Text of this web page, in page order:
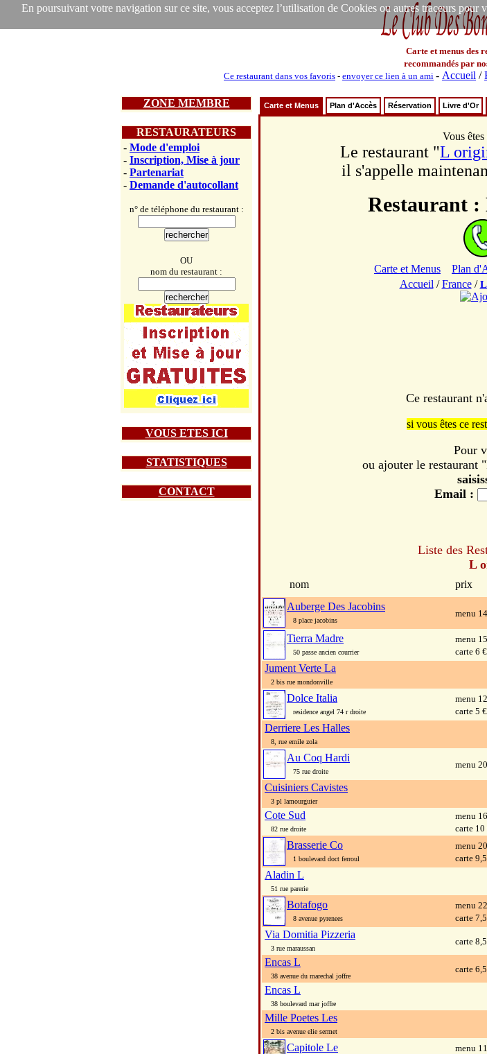
En poursuivant votre navigation sur ce site, vous acceptez l’utilisation de Cookies ou autres traceurs pour
Carte et menus des
recommandés par
Ce restaurant dans vos favoris - envoyer ce lien à un ami - Accueil /
ZONE MEMBRE
RESTAURATEURS
- Mode d'emploi
- Inscription, Mise à jour
- Partenariat
- Demande d'autocollant
n° de téléphone du restaurant :
OU
nom du restaurant :
VOUS ETES ICI
STATISTIQUES
CONTACT
Carte et Menus Plan d'Accès Réservation Livre d'Or
Vous
Le restaurant "L
il s'appelle
Restaurant
Carte et Menus Plan
Accueil /France/
Ce restaurant
si vous êtes ce
Pour
ou ajouter le restaurant
Email :
Liste des
L
nom prix
Auberge Des Jacobins
8 place jacobins
menu
Tierra Madre
50 passe ancien courrier
menu
carte 6
Jument Verte La
2 bis rue mondonville
Dolce Italia
residence angel 74 r droite
menu
carte 5
Derriere Les Halles
8, rue emile zola
Au Coq Hardi
75 rue droite
menu
Cuisiniers Cavistes
3 pl lamourguier
Cote Sud
82 rue droite
menu
carte 10
Brasserie Co
1 boulevard doct ferroul
menu
carte
Aladin L
51 rue parerie
Botafogo
8 avenue pyrenees
menu
carte
Via Domitia Pizzeria
3 rue maraussan
carte
Encas L
38 avenue du marechal joffre
carte
Encas L
38 boulevard mar joffre
Mille Poetes Les
2 bis avenue elie sermet
Capitole Le
menu